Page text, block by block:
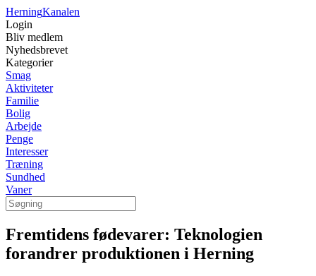
HerningKanalen
Login
Bliv medlem
Nyhedsbrevet
Kategorier
Smag
Aktiviteter
Familie
Bolig
Arbejde
Penge
Interesser
Træning
Sundhed
Vaner
Fremtidens fødevarer: Teknologien
forandrer produktionen i Herning